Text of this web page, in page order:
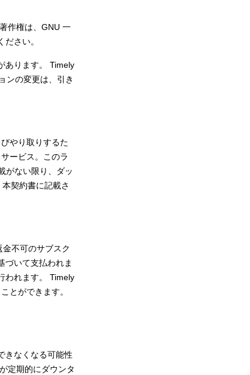
作権は、GNU 一
ださい。
あります。 Timely
ンの変更は、引き
やり取りするた
ービス。このラ
がない限り、ダッ
契約書に記載さ
不可のサブスク
づいて支払われま
われます。 Timely
とができます。
きなくなる可能性
定期的にダウンタ